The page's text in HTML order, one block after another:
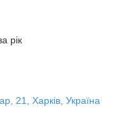
рік
21, Харків, Україна